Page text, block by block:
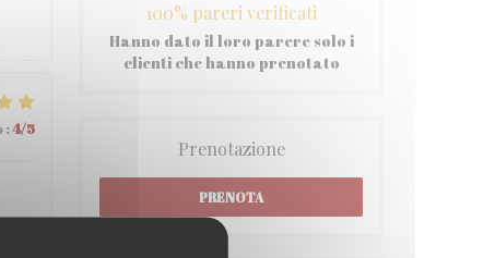
:4/5
100% pareri verificati
Hanno dato il loro parere solo i
clienti che hanno prenotato
Prenotazione
PRENOTA